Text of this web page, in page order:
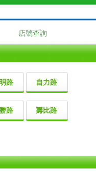
店號查詢
路 自力路
路 壽比路